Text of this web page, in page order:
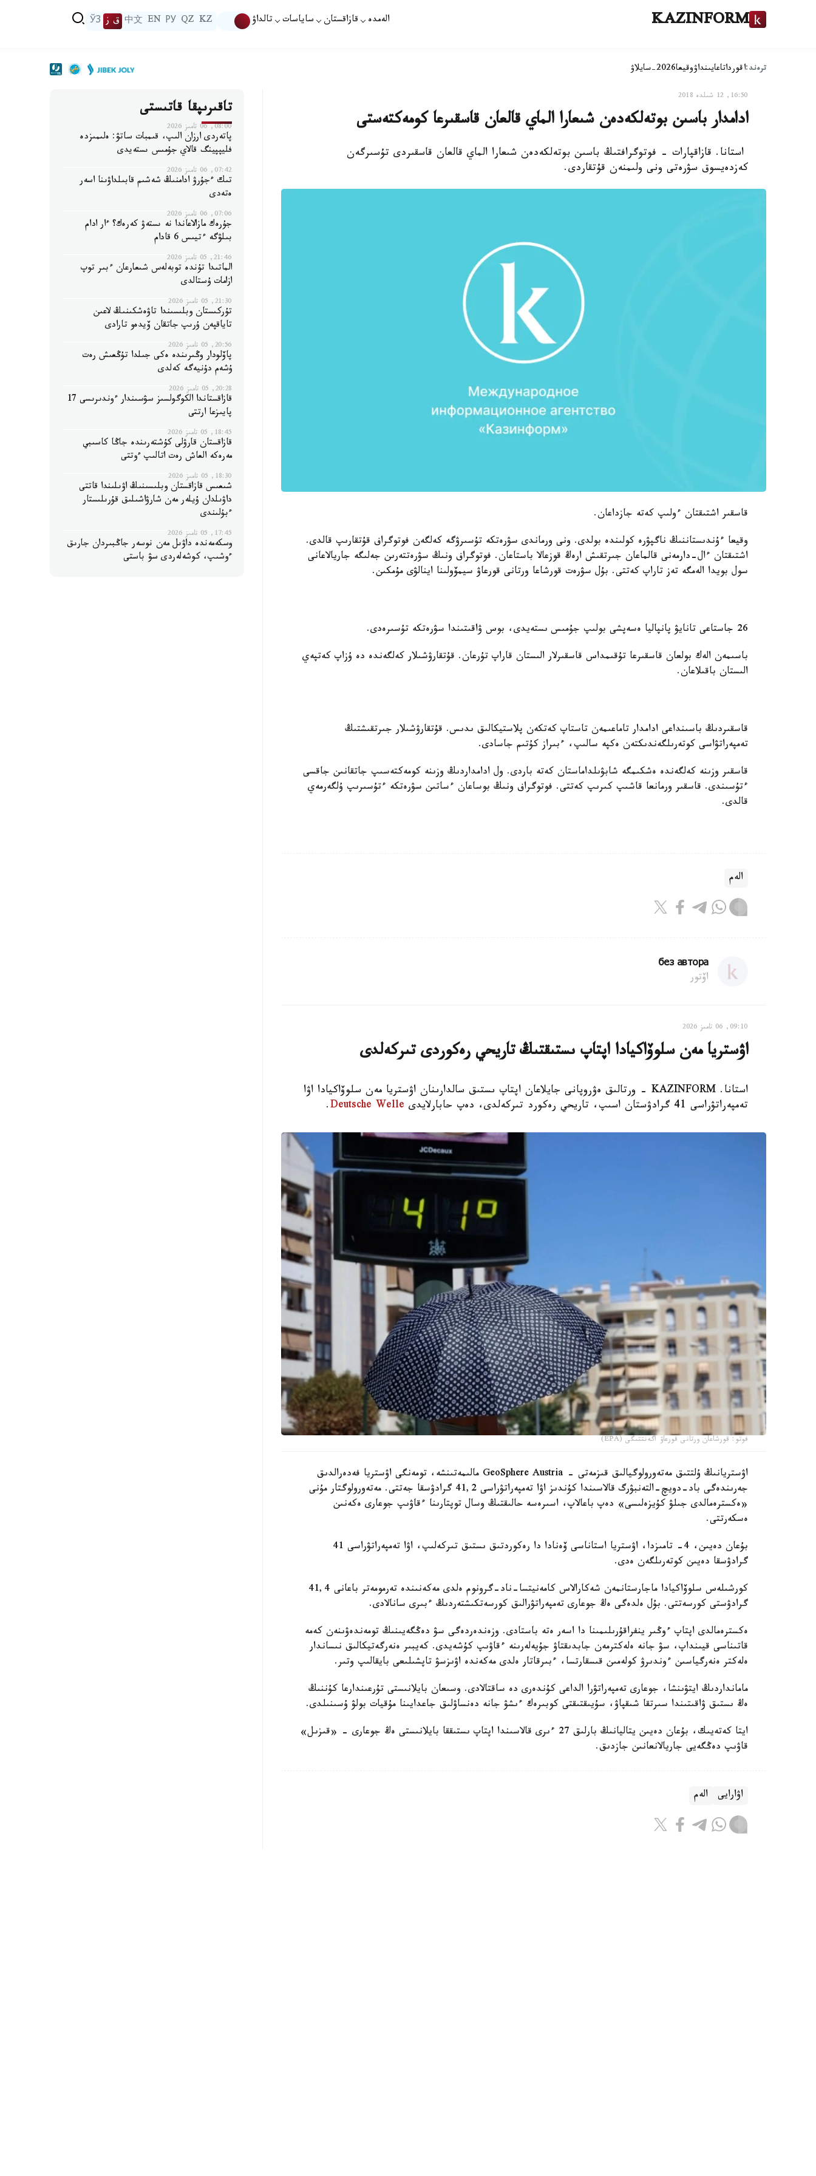
KAZINFORM الەمدە قازاقستان ساياسات تالداۋ KZ
QZ
РУ
EN
中文 ق ز ЎЗ
ترەند:اقورداتاعايىنداۋوقيعا2026-سايلاۋ
16:50, 12 شىلدە 2018
ادامدار باسىن بوتەلكەدەن شىعارا الماي قالعان قاسقىرعا كومەكتەستى
استانا. قازاقپارات - فوتوگرافتىڭ باسىن بوتەلكەدەن شىعارا الماي قالعان قاسقىردى تۇسىرگەن
كەزدەيسوق سۋرەتى ونى ولىمنەن قۇتقاردى.
قاسقىر اشتىقتان ءولىپ كەتە جازداعان.
وقيعا ءۇندىستاننىڭ ناگپۋرە كولىندە بولدى. ونى ورماندى سۋرەتكە تۇسىرۋگە كەلگەن فوتوگراف قۇتقارىپ قالدى.
اشتىقتان ءال-دارمەنى قالماعان جىرتقىش ارەڭ قوزعالا باستاعان. فوتوگراف ونىڭ سۋرەتتەرىن جەلىگە جاريالاعانى
سول بويدا الەمگە تەز تاراپ كەتتى. بۇل سۋرەت قورشاعا ورتانى قورعاۋ سيمۆولىنا اينالۋى مۇمكىن.
26 جاستاعى تانايۋ پانپاليا ەسەپشى بولىپ جۇمىس ىستەيدى، بوس ۋاقىتىندا سۋرەتكە تۇسىرەدى.
باسىمەن الەك بولعان قاسقىرعا تۇقىمداس قاسقىرلار الىستان قاراپ تۇرعان. قۇتقارۋشىلار كەلگەندە دە ۇزاپ كەتپەي
الىستان باقىلاعان.
قاسقىردىڭ باسىنداعى ادامدار تاماعىمەن تاستاپ كەتكەن پلاستيكالىق ىدىس. قۇتقارۋشىلار جىرتقىشتىڭ
تەمپەراتۋاسى كوتەرىلگەندىكتەن ەكپە سالىپ، ءبىراز كۇتىم جاسادى.
قاسقىر وزىنە كەلگەندە ەشكىمگە شابۋىلداماستان كەتە باردى. ول ادامداردىڭ وزىنە كومەكتەسىپ جاتقانىن جاقسى
ءتۇسىندى. قاسقىر ورمانعا قاشىپ كىرىپ كەتتى. فوتوگراف ونىڭ بوساعان ءساتىن سۋرەتكە ءتۇسىرىپ ۇلگەرمەي
قالدى.
الەم
без автора
اۆتور
09:10, 06 تامىز 2026
اۋستريا مەن سلوۆاكيادا اپتاپ ىستىقتىڭ تاريحي رەكوردى تىركەلدى
استانا. KAZINFORM - ورتالىق ەۋروپانى جايلاعان اپتاپ ىستىق سالدارىنان اۋستريا مەن سلوۆاكيادا اۋا
تەمپەراتۋراسى 41 گرادۋستان اسىپ، تاريحي رەكورد تىركەلدى، دەپ حابارلايدى
Deutsche Welle
.
فوتو: قورشاعان ورتانى قورعاۋ اگەنتتىگى (EPA)
اۋستريانىڭ ۇلتتىق مەتەورولوگيالىق قىزمەتى - GeoSphere Austria مالىمەتىنشە، تومەنگى اۋستريا فەدەرالدىق
جەرىندەگى باد-دويچ-التەنبۋرگ قالاسىندا كۇندىز اۋا تەمپەراتۋراسى 41,2 گرادۋسقا جەتتى. مەتەورولوگتار مۇنى
«ەكسترەمالدى جىلۋ كۇيزەلىسى» دەپ باعالاپ، اسىرەسە حالىقتىڭ وسال توپتارىنا ءقاۋىپ جوعارى ەكەنىن
ەسكەرتتى.
بۇعان دەيىن، 4- تامىزدا، اۋستريا استاناسى ۆەنادا دا رەكوردتىق ىستىق تىركەلىپ، اۋا تەمپەراتۋراسى 41
گرادۋسقا دەيىن كوتەرىلگەن ەدى.
كورشىلەس سلوۆاكيادا ماجارستانمەن شەكارالاس كامەنيتسا-ناد-گرونوم ەلدى مەكەنىندە تەرمومەتر باعانى 41,4
گرادۋستى كورسەتتى. بۇل ەلدەگى ەڭ جوعارى تەمپەراتۋرالىق كورسەتكىشتەردىڭ ءبىرى سانالادى.
ەكسترەمالدى اپتاپ ءوڭىر ينفراقۇرىلىمىنا دا اسەر ەتە باستادى. وزەندەردەگى سۋ دەڭگەيىنىڭ تومەندەۋىنەن كەمە
قاتىناسى قيىنداپ، سۋ جانە ەلەكترمەن جابدىقتاۋ جۇيەلەرىنە ءقاۋىپ كۇشەيدى. كەيبىر ەنەرگەتيكالىق نىساندار
ەلەكتر ەنەرگياسىن ءوندىرۋ كولەمىن قىسقارتسا، ءبىرقاتار ەلدى مەكەندە اۋىزسۋ تاپشىلىعى بايقالىپ وتىر.
مامانداردىڭ ايتۋىنشا، جوعارى تەمپەراتۋرا الداعى كۇندەرى دە ساقتالادى. وسىعان بايلانىستى تۇرعىندارعا كۇننىڭ
ەڭ ىستىق ۋاقىتىندا سىرتقا شىقپاۋ، سۇيىقتىقتى كوبىرەك ءىشۋ جانە دەنساۋلىق جاعدايىنا مۇقيات بولۋ ۇسىنىلدى.
ايتا كەتەيىك، بۇعان دەيىن يتاليانىڭ بارلىق 27 ءىرى قالاسىندا اپتاپ ىستىققا بايلانىستى ەڭ جوعارى - «قىزىل»
قاۋىپ دەڭگەيى جاريالانعانىن جازدىق.
اۋارايى الەم
تاقىرىپقا قاتىستى
08:00, 06 تامىز 2026
پاتەردى ارزان الىپ، قىمبات ساتۋ: ەلىمىزدە
فليپپينگ قالاي جۇمىس ىستەيدى
07:42, 06 تامىز 2026
تىك ءجۇرۋ ادامنىڭ شەشىم قابىلداۋىنا اسەر
ەتەدى
07:06, 06 تامىز 2026
جۇرەك مازالاعاندا نە ىستەۋ كەرەك؟ ءار ادام
بىلۋگە ءتيىس 6 قادام
21:46, 05 تامىز 2026
الماتىدا تۇندە توبەلەس شىعارعان ءبىر توپ
ازامات ۇستالدى
21:30, 05 تامىز 2026
تۇركىستان وبلىسىندا تاۋەشكىنىڭ لاعىن
تاياقپەن ۇرىپ جاتقان ۆيدەو تارادى
20:56, 05 تامىز 2026
پاۆلودار وڭىرىندە ەكى جىلدا تۇڭعىش رەت
ۇشەم دۇنيەگە كەلدى
20:28, 05 تامىز 2026
قازاقستاندا الكوگولسىز سۋسىندار ءوندىرىسى 17
پايىزعا ارتتى
18:45, 05 تامىز 2026
قازاقستان قارۋلى كۇشتەرىندە جاڭا كاسىبي
مەرەكە العاش رەت اتالىپ ءوتتى
18:30, 05 تامىز 2026
شىعىس قازاقستان وبلىسىنىڭ اۋىلىندا قاتتى
داۋىلدان ۇيلەر مەن شارۋاشىلىق قۇرىلىستار
ءبۇلىندى
17:45, 05 تامىز 2026
وسكەمەندە داۋىل مەن نوسەر جاڭبىردان جارىق
ءوشىپ، كوشەلەردى سۋ باستى